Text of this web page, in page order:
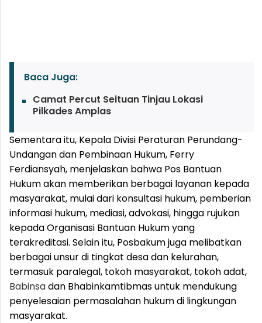
Baca Juga:
Camat Percut Seituan Tinjau Lokasi
Pilkades Amplas
Sementara itu, Kepala Divisi Peraturan Perundang-
Undangan dan Pembinaan Hukum, Ferry
Ferdiansyah, menjelaskan bahwa Pos Bantuan
Hukum akan memberikan berbagai layanan kepada
masyarakat, mulai dari konsultasi hukum, pemberian
informasi hukum, mediasi, advokasi, hingga rujukan
kepada Organisasi Bantuan Hukum yang
terakreditasi. Selain itu, Posbakum juga melibatkan
berbagai unsur di tingkat desa dan kelurahan,
termasuk paralegal, tokoh masyarakat, tokoh adat,
Babinsadan Bhabinkamtibmas untuk mendukung
penyelesaian permasalahan hukum di lingkungan
masyarakat.